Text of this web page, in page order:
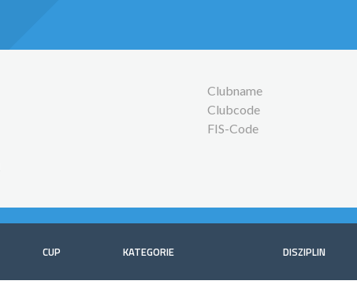
Clubname
Clubcode
FIS-Code
CUP KATEGORIE DISZIPLIN